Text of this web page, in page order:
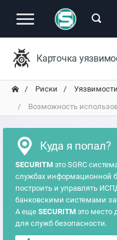
Карточка
Риски
Уязвимости
Возможность
Куда я попал?
SECURITM это SGRC
службах информационной
построить и управлять
банковскими системами
А еще SECURITM это место
для служб безопасности.